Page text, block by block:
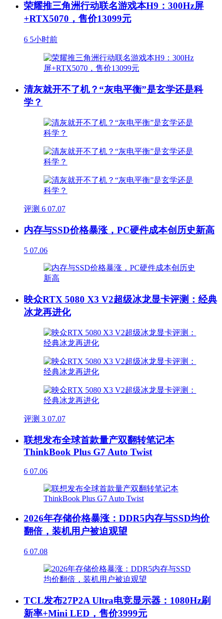
荣耀推三角洲行动联名游戏本H9：300Hz屏
+RTX5070，售价13099元
6 5小时前
清灰就开不了机？“灰电平衡”是玄学还是科
学？
评测 6 07.07
内存与SSD价格暴涨，PC硬件成本创历史新高
5 07.06
映众RTX 5080 X3 V2超级冰龙显卡评测：经典
冰龙再进化
评测 3 07.07
联想发布全球首款量产双翻转笔记本
ThinkBook Plus G7 Auto Twist
6 07.06
2026年存储价格暴涨：DDR5内存与SSD均价
翻倍，装机用户被迫观望
6 07.08
TCL发布27P2A Ultra电竞显示器：1080Hz刷
新率+Mini LED，售价3999元